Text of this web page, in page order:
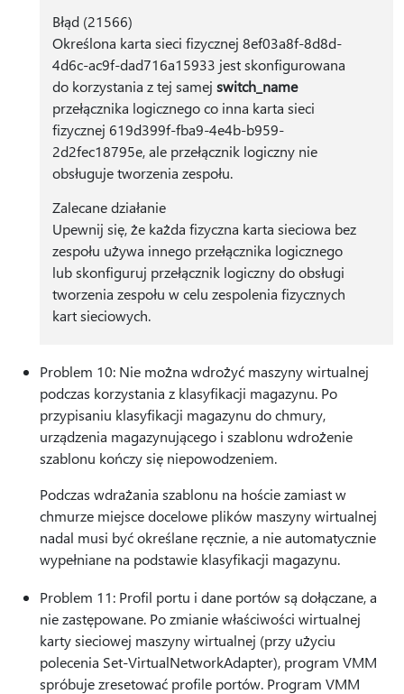
Błąd (21566)
Określona karta sieci fizycznej 8ef03a8f-8d8d-
4d6c-ac9f-dad716a15933 jest skonfigurowana
do korzystania z tej samej switch_name
przełącznika logicznego co inna karta sieci
fizycznej 619d399f-fba9-4e4b-b959-
2d2fec18795e, ale przełącznik logiczny nie
obsługuje tworzenia zespołu.
Zalecane działanie
Upewnij się, że każda fizyczna karta sieciowa bez
zespołu używa innego przełącznika logicznego
lub skonfiguruj przełącznik logiczny do obsługi
tworzenia zespołu w celu zespolenia fizycznych
kart sieciowych.
Problem 10: Nie można wdrożyć maszyny wirtualnej
podczas korzystania z klasyfikacji magazynu. Po
przypisaniu klasyfikacji magazynu do chmury,
urządzenia magazynującego i szablonu wdrożenie
szablonu kończy się niepowodzeniem.
Podczas wdrażania szablonu na hoście zamiast w
chmurze miejsce docelowe plików maszyny wirtualnej
nadal musi być określane ręcznie, a nie automatycznie
wypełniane na podstawie klasyfikacji magazynu.
Problem 11: Profil portu i dane portów są dołączane, a
nie zastępowane. Po zmianie właściwości wirtualnej
karty sieciowej maszyny wirtualnej (przy użyciu
polecenia Set-VirtualNetworkAdapter), program VMM
spróbuje zresetować profile portów. Program VMM